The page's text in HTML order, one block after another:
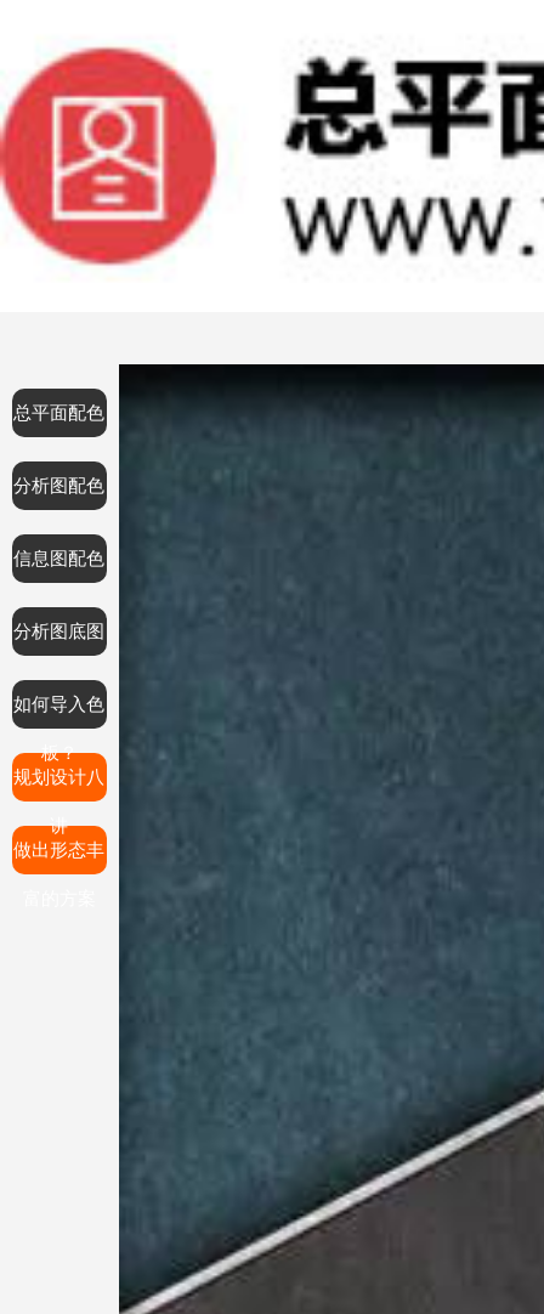
总平面配色
分析图配色
信息图配色
分析图底图
如何导入色
板？
规划设计八
讲
做出形态丰